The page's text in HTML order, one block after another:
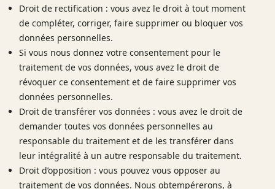
Droit de rectification : vous avez le droit à tout moment
de compléter, corriger, faire supprimer ou bloquer vos
données personnelles.
Si vous nous donnez votre consentement pour le
traitement de vos données, vous avez le droit de
révoquer ce consentement et de faire supprimer vos
données personnelles.
Droit de transférer vos données : vous avez le droit de
demander toutes vos données personnelles au
responsable du traitement et de les transférer dans
leur intégralité à un autre responsable du traitement.
Droit d’opposition : vous pouvez vous opposer au
traitement de vos données. Nous obtempérerons, à